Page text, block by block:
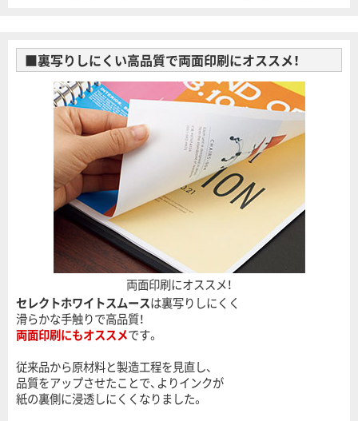
■裏写りしにくい高品質で両面印刷にオススメ！
両面印刷にオススメ！
セレクトホワイトスムースは裏写りしにくく
滑らかな手触りで高品質！
両面印刷にもオススメです。
従来品から原材料と製造工程を見直し、
品質をアップさせたことで、よりインクが
紙の裏側に浸透しにくくなりました。